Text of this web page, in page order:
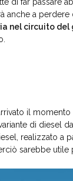
anche a
nel circuito del
il momento
di diesel
realizzato a
sarebbe utile